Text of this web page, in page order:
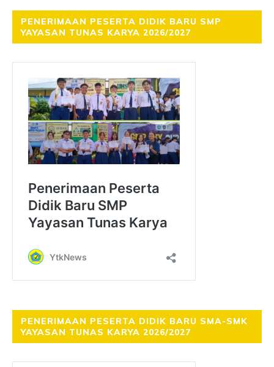
PENERIMAAN PESERTA DIDIK BARU SMP
YAYASAN TUNAS KARYA 2026/2027
PENERIMAAN PESERTA DIDIK BARU SMA-SMK
YAYASAN TUNAS KARYA 2026/2027